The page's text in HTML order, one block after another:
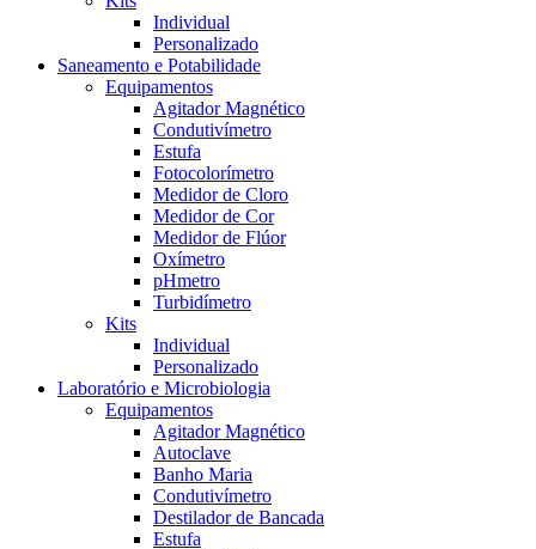
Individual
Personalizado
Saneamento e Potabilidade
Equipamentos
Agitador Magnético
Condutivímetro
Estufa
Fotocolorímetro
Medidor de Cloro
Medidor de Cor
Medidor de Flúor
Oxímetro
pHmetro
Turbidímetro
Kits
Individual
Personalizado
Laboratório e Microbiologia
Equipamentos
Agitador Magnético
Autoclave
Banho Maria
Condutivímetro
Destilador de Bancada
Estufa